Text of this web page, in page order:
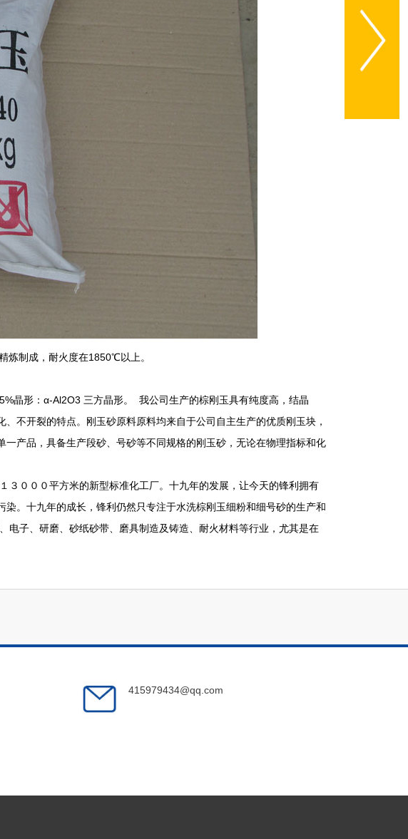
制成，耐火度在1850℃以上。
形：α-Al2O3 三方晶形。 我公司生产的棕刚玉具有纯度高，结晶
不开裂的特点。刚玉砂原料原料均来自于公司自主生产的优质刚玉块，
产品，具备生产段砂、号砂等不同规格的刚玉砂，无论在物理指标和化
０００平方米的新型标准化工厂。十九年的发展，让今天的锋利拥有
。十九年的成长，锋利仍然只专注于水洗棕刚玉细粉和细号砂的生产和
子、研磨、砂纸砂带、磨具制造及铸造、耐火材料等行业，尤其是在
415979434@qq.com